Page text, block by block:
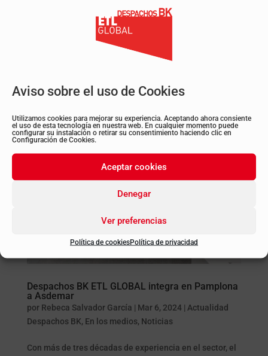
Aviso sobre el uso de Cookies
Utilizamos cookies para mejorar su experiencia. Aceptando ahora consiente
el uso de esta tecnología en nuestra web. En cualquier momento puede
configurar su instalación o retirar su consentimiento haciendo clic en
Configuración de Cookies.
Aceptar cookies
Denegar
Ver preferencias
Política de cookiesPolítica de privacidad
Alba Renai es una influencer virtual creada por
inteligencia artificial que se ha unido al plantel de
presentadores de Mediaset España para cubrir
el reality de televisión Supervivientes 2024. La cadena
Telecinco...
Despachos BK ETL GLOBAL integra en Pamplona
a Asdemar
por Rebeca Salvador García | Mar 6, 2024| Actualidad
Despachos BK, En los medios, Noticias
Con más de tres décadas de experiencia en el sector, el